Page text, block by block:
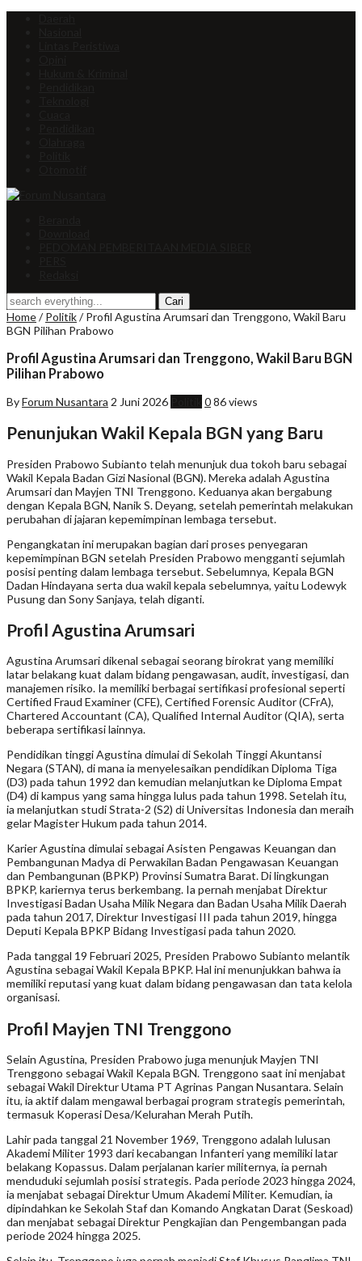
Home/Politik/Profil Agustina Arumsari dan Trenggono, Wakil Baru
BGN Pilihan Prabowo
Profil Agustina Arumsari dan Trenggono, Wakil Baru BGN
Pilihan Prabowo
ByForum Nusantara 2 Juni 2026 086 views
Penunjukan Wakil Kepala BGN yang Baru
Presiden Prabowo Subianto telah menunjuk dua tokoh baru sebagai
Wakil Kepala Badan Gizi Nasional (BGN). Mereka adalah Agustina
Arumsari dan Mayjen TNI Trenggono. Keduanya akan bergabung
dengan Kepala BGN, Nanik S. Deyang, setelah pemerintah melakukan
perubahan di jajaran kepemimpinan lembaga tersebut.
Pengangkatan ini merupakan bagian dari proses penyegaran
kepemimpinan BGN setelah Presiden Prabowo mengganti sejumlah
posisi penting dalam lembaga tersebut. Sebelumnya, Kepala BGN
Dadan Hindayana serta dua wakil kepala sebelumnya, yaitu Lodewyk
Pusung dan Sony Sanjaya, telah diganti.
Profil Agustina Arumsari
Agustina Arumsari dikenal sebagai seorang birokrat yang memiliki
latar belakang kuat dalam bidang pengawasan, audit, investigasi, dan
manajemen risiko. Ia memiliki berbagai sertifikasi profesional seperti
Certified Fraud Examiner (CFE), Certified Forensic Auditor (CFrA),
Chartered Accountant (CA), Qualified Internal Auditor (QIA), serta
beberapa sertifikasi lainnya.
Pendidikan tinggi Agustina dimulai di Sekolah Tinggi Akuntansi
Negara (STAN), di mana ia menyelesaikan pendidikan Diploma Tiga
(D3) pada tahun 1992 dan kemudian melanjutkan ke Diploma Empat
(D4) di kampus yang sama hingga lulus pada tahun 1998. Setelah itu,
ia melanjutkan studi Strata-2 (S2) di Universitas Indonesia dan meraih
gelar Magister Hukum pada tahun 2014.
Karier Agustina dimulai sebagai Asisten Pengawas Keuangan dan
Pembangunan Madya di Perwakilan Badan Pengawasan Keuangan
dan Pembangunan (BPKP) Provinsi Sumatra Barat. Di lingkungan
BPKP, kariernya terus berkembang. Ia pernah menjabat Direktur
Investigasi Badan Usaha Milik Negara dan Badan Usaha Milik Daerah
pada tahun 2017, Direktur Investigasi III pada tahun 2019, hingga
Deputi Kepala BPKP Bidang Investigasi pada tahun 2020.
Pada tanggal 19 Februari 2025, Presiden Prabowo Subianto melantik
Agustina sebagai Wakil Kepala BPKP. Hal ini menunjukkan bahwa ia
memiliki reputasi yang kuat dalam bidang pengawasan dan tata kelola
organisasi.
Profil Mayjen TNI Trenggono
Selain Agustina, Presiden Prabowo juga menunjuk Mayjen TNI
Trenggono sebagai Wakil Kepala BGN. Trenggono saat ini menjabat
sebagai Wakil Direktur Utama PT Agrinas Pangan Nusantara. Selain
itu, ia aktif dalam mengawal berbagai program strategis pemerintah,
termasuk Koperasi Desa/Kelurahan Merah Putih.
Lahir pada tanggal 21 November 1969, Trenggono adalah lulusan
Akademi Militer 1993 dari kecabangan Infanteri yang memiliki latar
belakang Kopassus. Dalam perjalanan karier militernya, ia pernah
menduduki sejumlah posisi strategis. Pada periode 2023 hingga 2024,
ia menjabat sebagai Direktur Umum Akademi Militer. Kemudian, ia
dipindahkan ke Sekolah Staf dan Komando Angkatan Darat (Seskoad)
dan menjabat sebagai Direktur Pengkajian dan Pengembangan pada
periode 2024 hingga 2025.